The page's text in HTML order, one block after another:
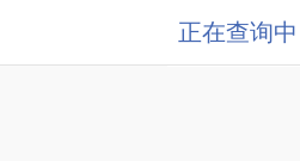
正在查询中